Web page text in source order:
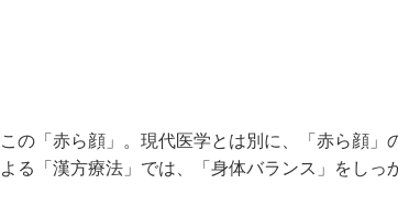
の「赤ら顔」。現代医学とは別に、「赤ら顔」
る「漢方療法」では、「身体バランス」をしっ